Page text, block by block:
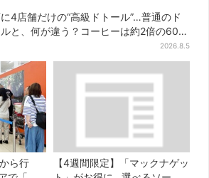
4店舗だけの“高級ドトール”…普通のド
ルと、何が違う？コーヒーは約2倍の600
2026.8.5
ら行
【4週間限定】「マックナゲッ